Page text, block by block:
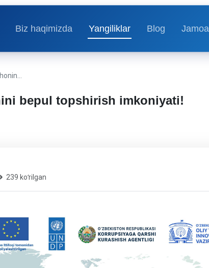
Biz haqimizda Yangiliklar Blog Jamoa
bepul topshirish imkoniyati!
239 koʻrilgan